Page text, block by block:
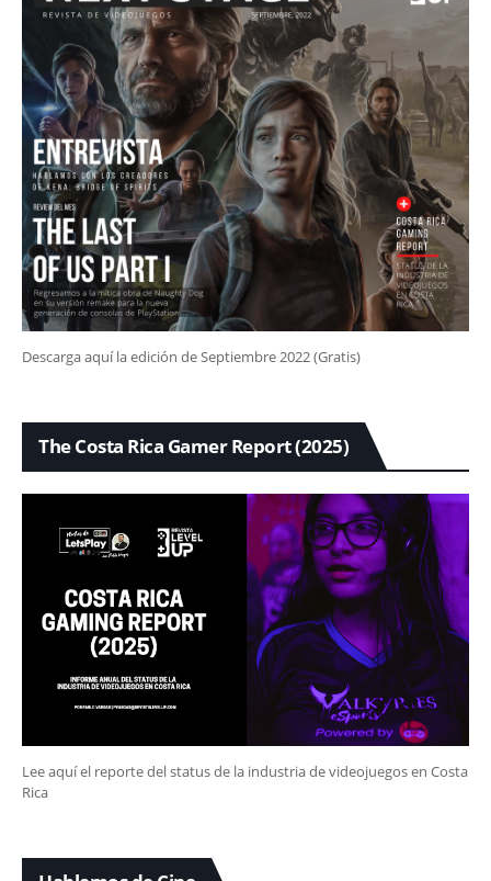
Descarga aquí la edición de Septiembre 2022 (Gratis)
The Costa Rica Gamer Report (2025)
Lee aquí el reporte del status de la industria de videojuegos en Costa
Rica